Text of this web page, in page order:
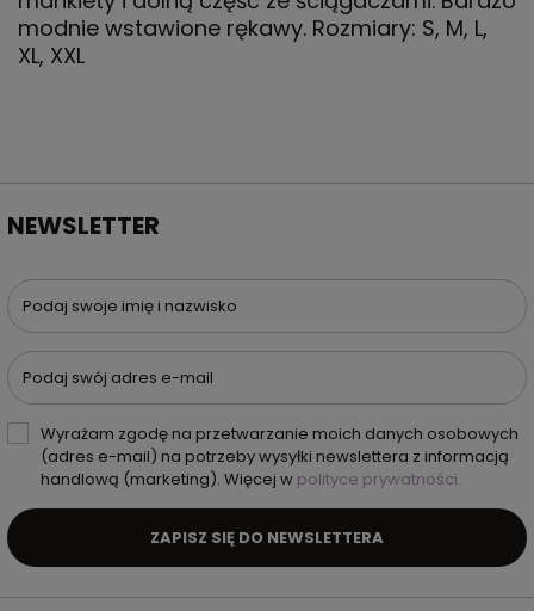
modnie wstawione rękawy. Rozmiary: S, M, L,
XL, XXL
NEWSLETTER
Podaj swoje imię i nazwisko
Podaj swój adres e-mail
Wyrażam zgodę na przetwarzanie moich danych osobowych
(adres e-mail) na potrzeby wysyłki newslettera z informacją
handlową (marketing). Więcej w polityce prywatności.
ZAPISZ SIĘ DO NEWSLETTERA